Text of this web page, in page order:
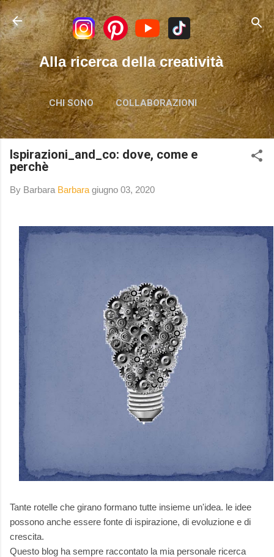
Passa ai contenuti principali
Alla ricerca della creatività
CHI SONO COLLABORAZIONI
Ispirazioni_and_co: dove, come e
perchè
By Barbara Barbara giugno 03, 2020
Tante rotelle che girano formano tutte insieme un'idea. le idee
possono anche essere fonte di ispirazione, di evoluzione e di
crescita.
Questo blog ha sempre raccontato la mia personale ricerca